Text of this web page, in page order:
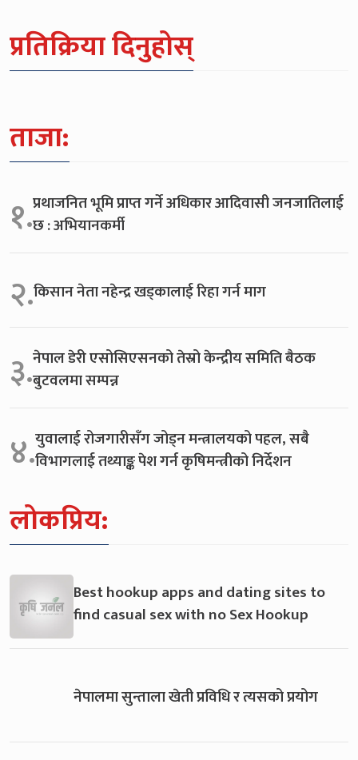
प्रतिक्रिया दिनुहोस्
ताजा:
१.प्रथाजनित भूमि प्राप्त गर्ने अधिकार आदिवासी जनजातिलाई
छ : अभियानकर्मी
२.किसान नेता नहेन्द्र खड्कालाई रिहा गर्न माग
३.नेपाल डेरी एसोसिएसनको तेस्रो केन्द्रीय समिति बैठक
बुटवलमा सम्पन्न
४.युवालाई रोजगारीसँग जोड्न मन्त्रालयको पहल, सबै
विभागलाई तथ्याङ्क पेश गर्न कृषिमन्त्रीको निर्देशन
लोकप्रिय:
Best hookup apps and dating sites to
find casual sex with no Sex Hookup
नेपालमा सुन्ताला खेती प्रविधि र त्यसको प्रयोग